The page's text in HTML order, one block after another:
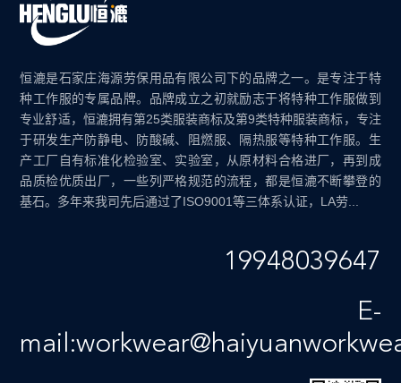
恒漉是石家庄海源劳保用品有限公司下的品牌之一。是专注于特
种工作服的专属品牌。品牌成立之初就励志于将特种工作服做到
专业舒适，恒漉拥有第25类服装商标及第9类特种服装商标，专注
于研发生产防静电、防酸碱、阻燃服、隔热服等特种工作服。生
产工厂自有标准化检验室、实验室，从原材料合格进厂，再到成
品质检优质出厂，一些列严格规范的流程，都是恒漉不断攀登的
基石。多年来我司先后通过了ISO9001等三体系认证，LA劳...
19948039647
E-